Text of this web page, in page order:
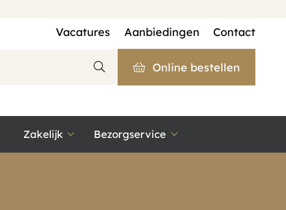
Online bestellen
Vacatures Aanbiedingen Contact
Zakelijk Bezorgservice